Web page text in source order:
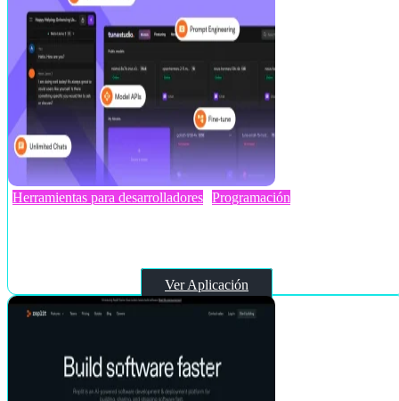
Herramientas para desarrolladores Programación
Ver Aplicación